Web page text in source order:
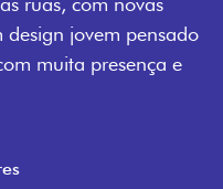
Prata Bari e